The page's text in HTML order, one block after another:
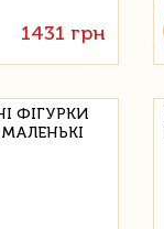
1431 грн
ФІГУРКИ